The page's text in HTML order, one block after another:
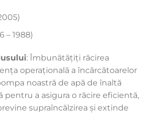
– 1988)
: Îmbunătățiți răcirea
operațională a încărcătoarelor
noastră de apă de înaltă
pentru a asigura o răcire eficientă,
supraîncălzirea și extinde